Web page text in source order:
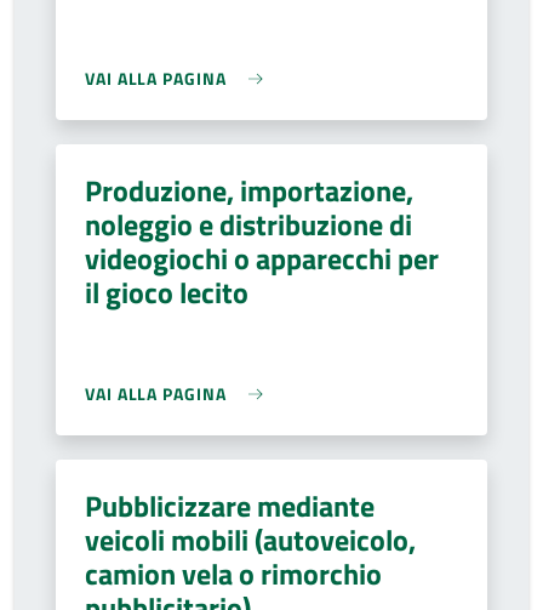
VAI ALLA PAGINA
Produzione, importazione,
noleggio e distribuzione di
videogiochi o apparecchi per
il gioco lecito
VAI ALLA PAGINA
Pubblicizzare mediante
veicoli mobili (autoveicolo,
camion vela o rimorchio